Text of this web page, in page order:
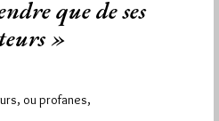
affiliations de Sœurs dans les
à leur rythme indique…
que de ses
»
ou profanes,